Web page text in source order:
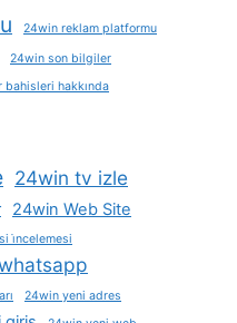
24win reklam platformu
24win son bilgiler
bahisleri hakkında
24win tv izle
24win Web Site
i̇ncelemesi
24win yeni adres